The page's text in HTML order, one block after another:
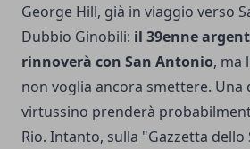
George Hill, già in viaggio verso
Dubbio Ginobili: il 39enne
rinnoverà con San Antonio, ma
non voglia ancora smettere. Una
virtussino prenderà
Rio. Intanto, sulla "Gazzetta